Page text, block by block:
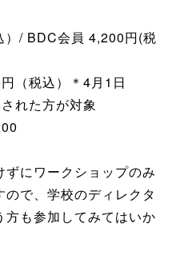
）/ BDC会員 4,200円(税
（税込）＊4月1日
れた方が対象
ずにワークショップのみ
で、学校のディレクタ
も参加してみてはいか